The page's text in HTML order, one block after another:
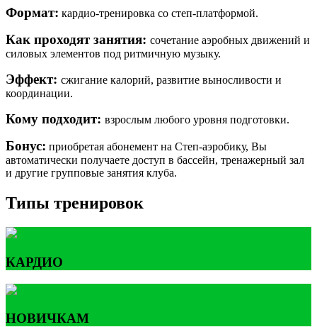
Формат: кардио-тренировка со степ-платформой.
Как проходят занятия: сочетание аэробных движений и
силовых элементов под ритмичную музыку.
Эффект: сжигание калорий, развитие выносливости и
координации.
Кому подходит: взрослым любого уровня подготовки.
Бонус: приобретая абонемент на Степ-аэробику, Вы
автоматически получаете доступ в бассейн, тренажерный зал
и другие групповые занятия клуба.
Типы тренировок
КАРДИО
НОВИЧКАМ